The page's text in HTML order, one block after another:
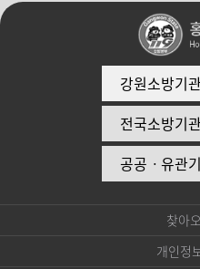
강원소방기관
전국소방기관
공공ㆍ유관
찾아
개인정